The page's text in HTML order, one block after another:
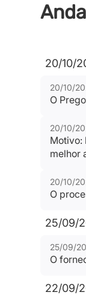
20/10/
20/10/
O
20/10/
Motivo:
melhor
20/10/
O
25/09/
25/09/
O
22/09/